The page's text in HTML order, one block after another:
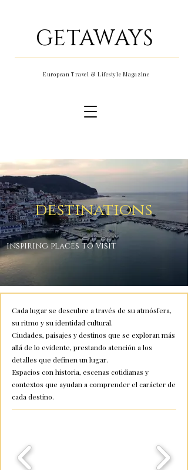
GETAWAYS
European Travel & Lifestyle Magazine
destinations
inspiring places to visit
Cada lugar se descubre a través de su atmósfera,
su ritmo y su identidad cultural.
Ciudades, paisajes y destinos que se exploran más
allá de lo evidente, prestando atención a los
detalles que definen un lugar.
Espacios con historia, escenas cotidianas y
contextos que ayudan a comprender el carácter de
cada destino.